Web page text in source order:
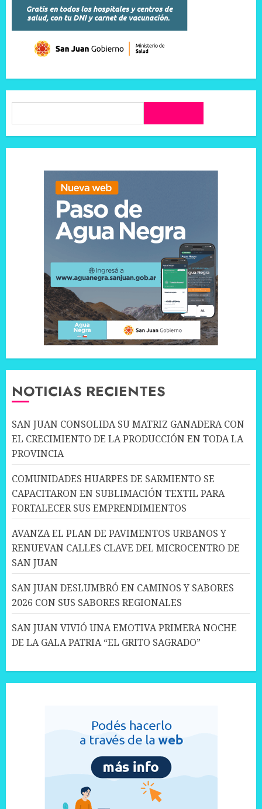
NOTICIAS RECIENTES
SAN JUAN CONSOLIDA SU MATRIZ GANADERA CON
EL CRECIMIENTO DE LA PRODUCCIÓN EN TODA LA
PROVINCIA
COMUNIDADES HUARPES DE SARMIENTO SE
CAPACITARON EN SUBLIMACIÓN TEXTIL PARA
FORTALECER SUS EMPRENDIMIENTOS
AVANZA EL PLAN DE PAVIMENTOS URBANOS Y
RENUEVAN CALLES CLAVE DEL MICROCENTRO DE
SAN JUAN
SAN JUAN DESLUMBRÓ EN CAMINOS Y SABORES
2026 CON SUS SABORES REGIONALES
SAN JUAN VIVIÓ UNA EMOTIVA PRIMERA NOCHE
DE LA GALA PATRIA “EL GRITO SAGRADO”